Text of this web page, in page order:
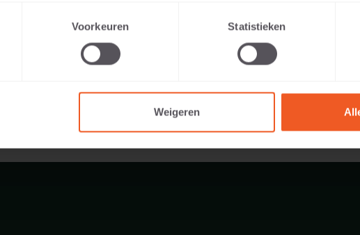
Voorkeuren Statistieken
Weigeren